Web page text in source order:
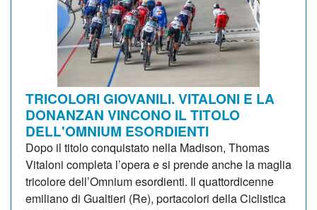
TRICOLORI GIOVANILI. VITALONI E LA
DONANZAN VINCONO IL TITOLO
DELL'OMNIUM ESORDIENTI
Dopo il titolo conquistato nella Madison, Thomas
Vitaloni completa l’opera e si prende anche la maglia
tricolore dell’Omnium esordienti. Il quattordicenne
emiliano di Gualtieri (Re), portacolori della Ciclistica